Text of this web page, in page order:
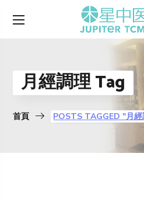
月經調理 Tag
首頁 POSTS TAGGED "月